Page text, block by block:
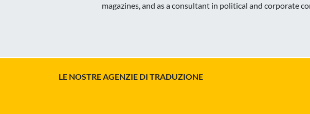
magazines, and as a consultant in political and corporate
LE NOSTRE AGENZIE DI TRADUZIONE